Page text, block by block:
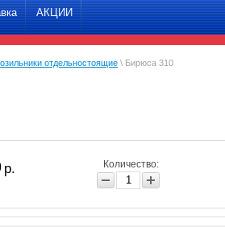
АКЦИИ
отдельностоящие \ Бирюса 310
р. Количество: